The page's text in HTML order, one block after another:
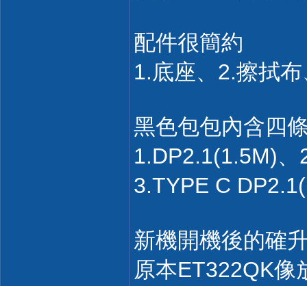
配件很簡約
1.底座、2.擦拭
黑色包包內含四
1.DP2.1(1.5M)
3.TYPE C
新機開機後的確
原本ET322QK像